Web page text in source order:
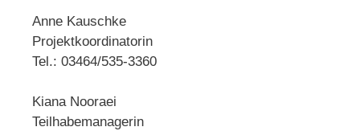
Anne Kauschke
Projektkoordinatorin
Tel.: 03464/535-3360
Kiana Nooraei
Teilhabemanagerin